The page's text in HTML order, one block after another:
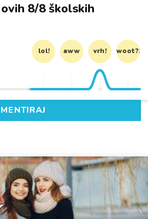
8/8 školskih
lol! aww vrh! woot?!